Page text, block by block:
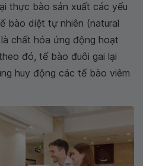
thực bào sản xuất các yếu
bào diệt tự nhiên (natural
chất hóa ứng động hoạt
đó, tế bào đuôi gai lại
huy động các tế bào viêm